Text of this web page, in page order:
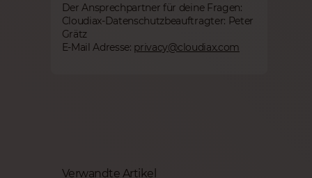
Der Ansprechpartner für deine Fragen:
Cloudiax-Datenschutzbeauftragter: Peter
Grätz
E-Mail Adresse: privacy@cloudiax.com
Verwandte Artikel